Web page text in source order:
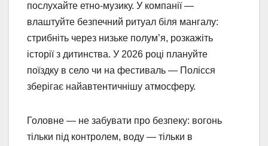
послухайте етно-музику. У компанії —
влаштуйте безпечний ритуал біля мангалу:
стрибніть через низьке полум’я, розкажіть
історії з дитинства. У 2026 році плануйте
поїздку в село чи на фестиваль — Полісся
зберігає найавтентичнішу атмосферу.
Головне — не забувати про безпеку: вогонь
тільки під контролем, воду — тільки в